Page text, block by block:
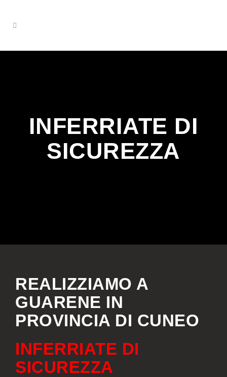
INFERRIATE DI
SICUREZZA
REALIZZIAMO A
GUARENE IN
PROVINCIA DI CUNEO
INFERRIATE DI
SICUREZZA